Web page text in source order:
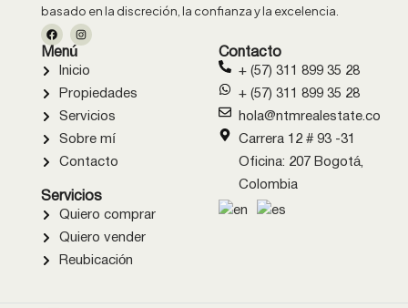
basado en la discreción, la confianza y la excelencia.
Menú
Inicio
Propiedades
Servicios
Sobre mí
Contacto
Servicios
Quiero comprar
Quiero vender
Reubicación
Contacto
+ (57) 311 899 35 28
+ (57) 311 899 35 28
hola@ntmrealestate.co
Carrera 12 # 93 -31
Oficina: 207 Bogotá,
Colombia